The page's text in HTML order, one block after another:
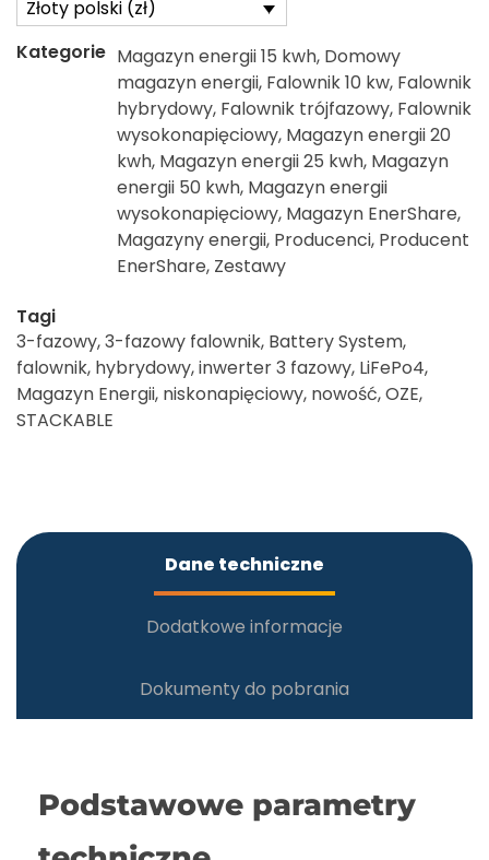
Złoty polski (zł)
Kategorie Magazyn energii 15 kwh, Domowy
magazyn energii, Falownik 10 kw, Falownik
hybrydowy, Falownik trójfazowy, Falownik
wysokonapięciowy, Magazyn energii 20
kwh, Magazyn energii 25 kwh, Magazyn
energii 50 kwh, Magazyn energii
wysokonapięciowy, Magazyn EnerShare,
Magazyny energii, Producenci, Producent
EnerShare, Zestawy
Tagi
3-fazowy,3-fazowy falownik, Battery System,
falownik, hybrydowy,inwerter 3 fazowy, LiFePo4,
Magazyn Energii, niskonapięciowy, nowość,OZE,
STACKABLE
Dane techniczne
Dodatkowe informacje
Dokumenty do pobrania
Podstawowe parametry